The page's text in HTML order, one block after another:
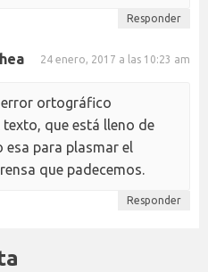
Responder
24 enero, 2017 a las 10:23 am
error ortográfico
que está lleno de
esa para plasmar el
que padecemos.
Responder